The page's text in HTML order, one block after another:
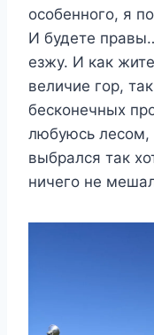
особенного, я
И будете
езжу. И как
величие гор,
бесконечных
любуюсь лесом,
выбрался так
ничего не